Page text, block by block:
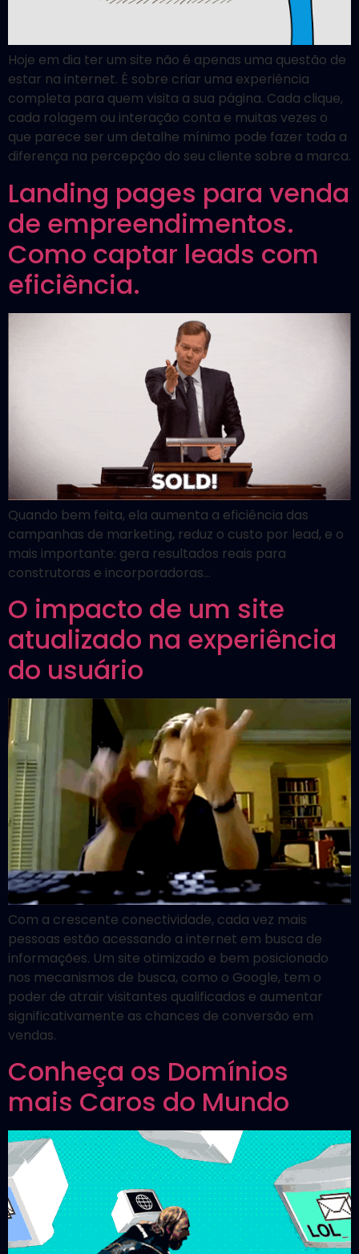
Hoje em dia ter um site não é apenas uma questão de
estar na internet. É sobre criar uma experiência
completa para quem visita a sua página. Cada clique,
cada rolagem ou interação conta e muitas vezes o
que parece ser um detalhe mínimo pode fazer toda a
diferença na percepção do seu cliente sobre a marca.
Landing pages para venda
de empreendimentos.
Como captar leads com
eficiência.
Quando bem feita, ela aumenta a eficiência das
campanhas de marketing, reduz o custo por lead, e o
mais importante: gera resultados reais para
construtoras e incorporadoras…
O impacto de um site
atualizado na experiência
do usuário
Com a crescente conectividade, cada vez mais
pessoas estão acessando a internet em busca de
informações. Um site otimizado e bem posicionado
nos mecanismos de busca, como o Google, tem o
poder de atrair visitantes qualificados e aumentar
significativamente as chances de conversão em
vendas.
Conheça os Domínios
mais Caros do Mundo